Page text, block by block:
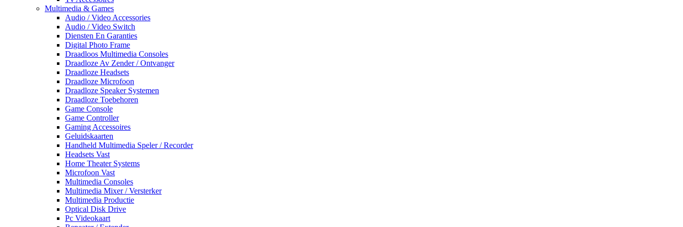
Multimedia & Games
Audio / Video Accessories
Audio / Video Switch
Diensten En Garanties
Digital Photo Frame
Draadloos Multimedia Consoles
Draadloze Av Zender / Ontvanger
Draadloze Headsets
Draadloze Microfoon
Draadloze Speaker Systemen
Draadloze Toebehoren
Game Console
Game Controller
Gaming Accessoires
Geluidskaarten
Handheld Multimedia Speler / Recorder
Headsets Vast
Home Theater Systems
Microfoon Vast
Multimedia Consoles
Multimedia Mixer / Versterker
Multimedia Productie
Optical Disk Drive
Pc Videokaart